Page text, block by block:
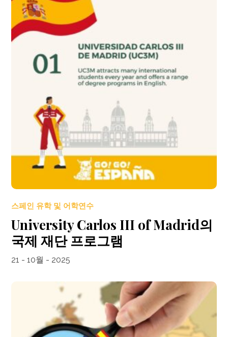
스페인 유학 및 어학연수
University Carlos III of Madrid의
국제 재단 프로그램
21 - 10월 - 2025